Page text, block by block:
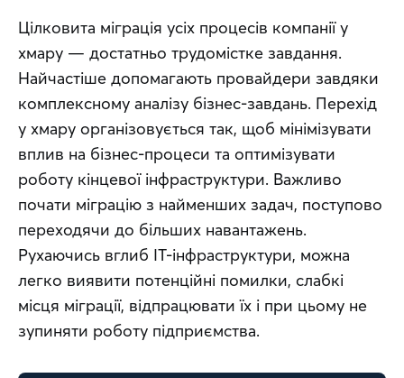
Цілковита міграція усіх процесів компанії у
хмару — достатньо трудомістке завдання.
Найчастіше допомагають провайдери завдяки
комплексному аналізу бізнес-завдань. Перехід
у хмару організовується так, щоб мінімізувати
вплив на бізнес-процеси та оптимізувати
роботу кінцевої інфраструктури. Важливо
почати міграцію з найменших задач, поступово
переходячи до більших навантажень.
Рухаючись вглиб ІТ-інфраструктури, можна
легко виявити потенційні помилки, слабкі
місця міграції, відпрацювати їх і при цьому не
зупиняти роботу підприємства.